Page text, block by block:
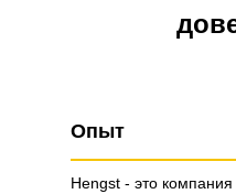
Опыт
Hengst - это